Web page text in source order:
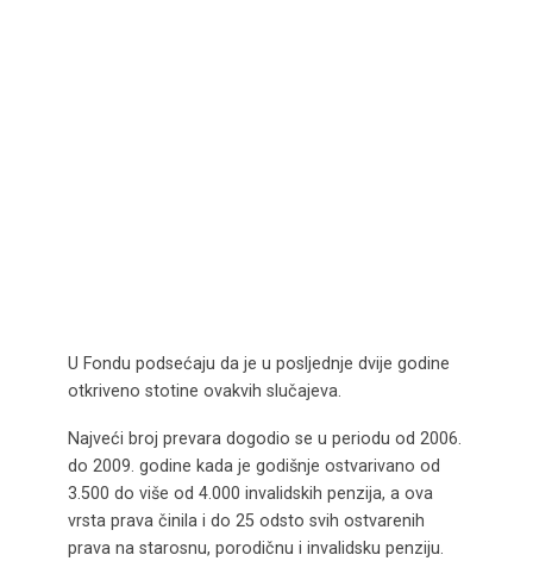
U Fondu podsećaju da je u posljednje dvije godine
otkriveno stotine ovakvih slučajeva.
Najveći broj prevara dogodio se u periodu od 2006.
do 2009. godine kada je godišnje ostvarivano od
3.500 do više od 4.000 invalidskih penzija, a ova
vrsta prava činila i do 25 odsto svih ostvarenih
prava na starosnu, porodičnu i invalidsku penziju.